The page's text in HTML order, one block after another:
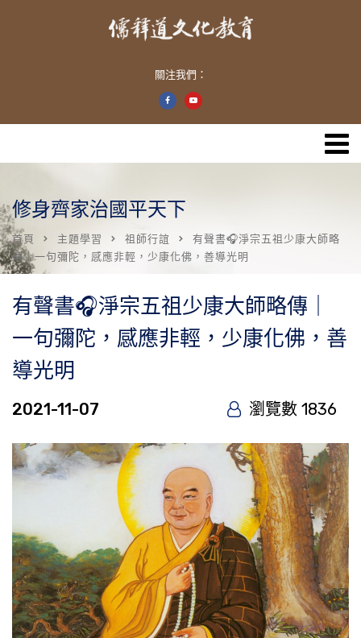
關注我們：
修身齊家治國平天下
首頁 主題學習 祖師行誼
有聲書🎧淨宗五祖少康大師略
傳｜一句彌陀，感應非輕，少康化佛，善導光明
有聲書🎧淨宗五祖少康大師略傳｜
一句彌陀，感應非輕，少康化佛，善
導光明
2021-11-07 瀏覽數 1836